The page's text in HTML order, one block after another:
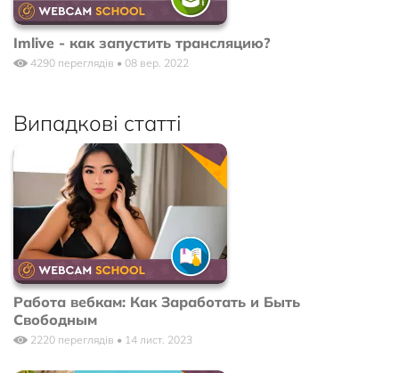
Imlive - как запустить трансляцию?
4290 переглядів • 08 вер. 2022
Випадкові статті
Работа вебкам: Как Заработать и Быть
Свободным
2220 переглядів • 14 лист. 2023